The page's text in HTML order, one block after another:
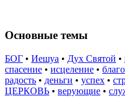
Основные темы
БОГ • Иешуа • Дух Святой •
спасение • исцеление •
радость • деньги • успех •
ЦЕРКОВЬ • верующие •